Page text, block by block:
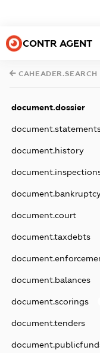
CONTR AGENT
CAHEADER.SEARCH
document.dossier
document.history
document.court
document.taxdebts
document.balances
document.scorings
document.tenders